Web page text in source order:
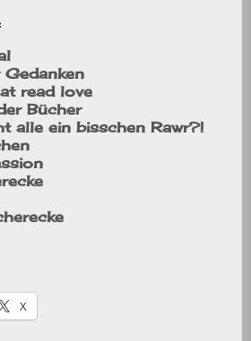
read love
Bücher
alle ein bisschen Rawr?!
X